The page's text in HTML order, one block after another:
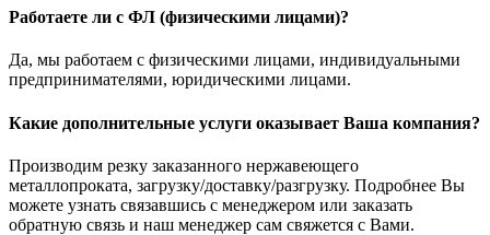
Работаете ли с ФЛ (физическими лицами)?
Да, мы работаем с физическими лицами, индивидуальными
предпринимателями, юридическими лицами.
Какие дополнительные услуги оказывает Ваша компания?
Производим резку заказанного нержавеющего
металлопроката, загрузку/доставку/разгрузку. Подробнее Вы
можете узнать связавшись с менеджером или заказать
обратную связь и наш менеджер сам свяжется с Вами.